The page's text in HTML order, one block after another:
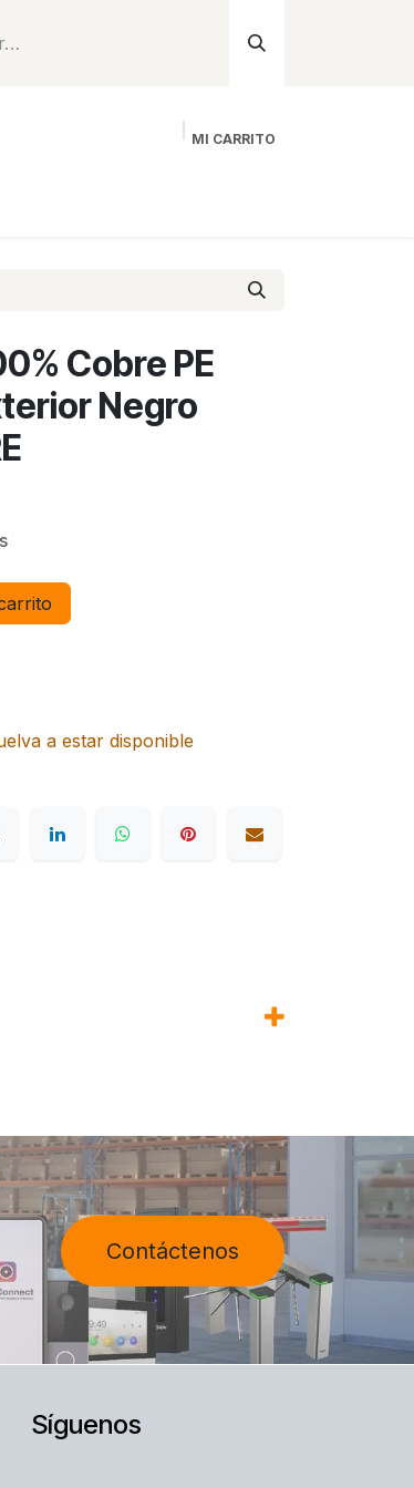
MI CARRITO
Cobre PE
Negro
a estar disponible
Contáctenos
Síguenos